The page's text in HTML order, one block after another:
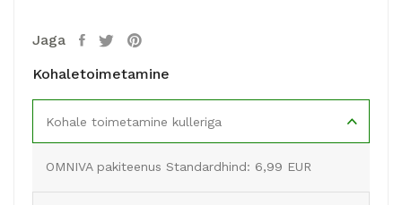
Jaga
Kohaletoimetamine
Kohale toimetamine kulleriga
OMNIVA pakiteenus Standardhind: 6,99 EUR